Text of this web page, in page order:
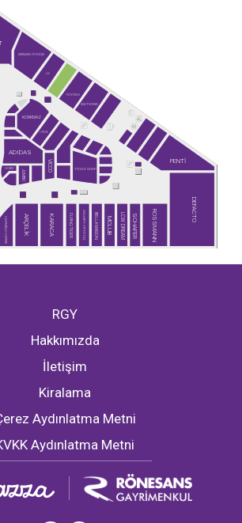
ADIDAS
ARÇELİK
ARMAĞAN OYUNCAK
BELLA MAISON
FLYING TIGER
CARMELO COFFEE
DEFACTO
GALLERY CRYSTAL
HOBIX
JUMBO
KARACA
KORKMAZ
LCW DREAM
PENTİ
ROSSMANN
SCHAFER
TOYZZ SHOP
VICCO
WATSONS
YOYOSO
MCLUB
RGY
Hakkımızda
İletişim
Kiralama
Aydınlatma Metni
Aydınlatma Metni